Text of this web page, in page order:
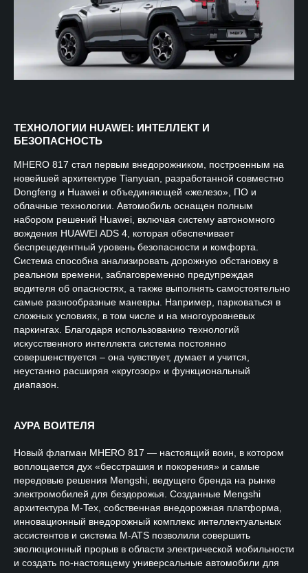
ТЕХНОЛОГИИ HUAWEI: ИНТЕЛЛЕКТ И
БЕЗОПАСНОСТЬ
MHERO 817 стал первым внедорожником, построенным на
новейшей архитектуре Tianyuan, разработанной совместно
Dongfeng и Huawei и объединяющей «железо», ПО и
облачные технологии. Автомобиль оснащен полным
набором решений Huawei, включая систему автономного
вождения HUAWEI ADS 4, которая обеспечивает
беспрецедентный уровень безопасности и комфорта.
Система способна анализировать дорожную обстановку в
реальном времени, заблаговременно предупреждая
водителя об опасностях, а также выполнять самостоятельно
самые разнообразные маневры. Например, парковаться в
сложных условиях, в том числе и на многоуровневых
паркингах. Благодаря использованию технологий
искусственного интеллекта система постоянно
совершенствуется – она чувствует, думает и учится,
неустанно расширяя «кругозор» и функциональный
диапазон.
АУРА ВОИТЕЛЯ
Новый флагман MHERO 817 — настоящий воин, в котором
воплощается дух «бесстрашия и покорения» и самые
передовые решения Mengshi, ведущего бренда на рынке
электромобилей для бездорожья. Созданные Mengshi
архитектура M-Teх, собственная внедорожная платформа,
инновационный внедорожный комплекс интеллектуальных
ассистентов и система M-ATS позволили совершить
эволюционный прорыв в области электрической мобильности
и создать по-настоящему универсальные автомобили для